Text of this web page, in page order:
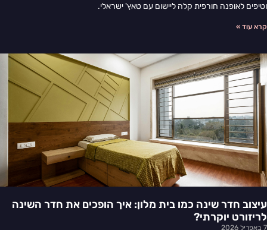
וטיפים לאופנה חורפית קלה ליישום עם טאץ' ישראלי.
קרא עוד »
עיצוב חדר שינה כמו בית מלון: איך הופכים את חדר השינה
לריזורט יוקרתי?
7 באפריל 2026